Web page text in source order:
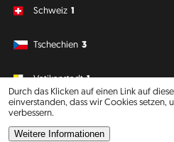
Durch das Klicken auf einen Link auf
einverstanden, dass wir Cookies setzen,
verbessern.
Weitere Informationen
Schweiz 1
Tschechien 3
Vatikanstadt 1
Südamerika
Philipp J. Conrad ·